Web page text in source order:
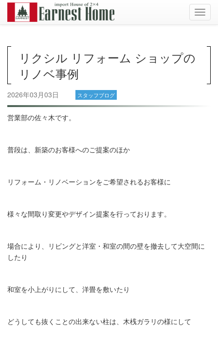
リクシル リフォーム ショップの
リノベ事例
2026年03月03日 スタッフブログ
営業部の佐々木です。
普段は、新築のお客様へのご提案のほか
リフォーム・リノベーションをご希望されるお客様に
様々な間取り変更やデザイン提案を行っております。
場合により、リビングと洋室・和室の間の壁を撤去して大空間に
したり
和室を小上がりにして、洋畳を敷いたり
どうしても抜くことの出来ない柱は、木桟ガラリの様にして